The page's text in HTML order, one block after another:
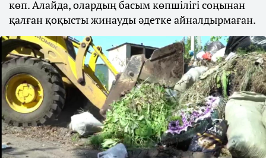
көп. Алайда, олардың басым көпшілігі соңынан
қалған қоқысты жинауды әдетке айналдырмаған.